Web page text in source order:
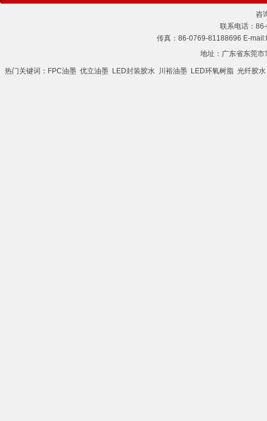
咨
联系电话：
传真：86-0769-81188696 E-
地址：广东省东莞
热门关键词： FPC油墨 优立油墨 LED封装胶水 川裕油墨 LED环氧树脂 光纤胶水